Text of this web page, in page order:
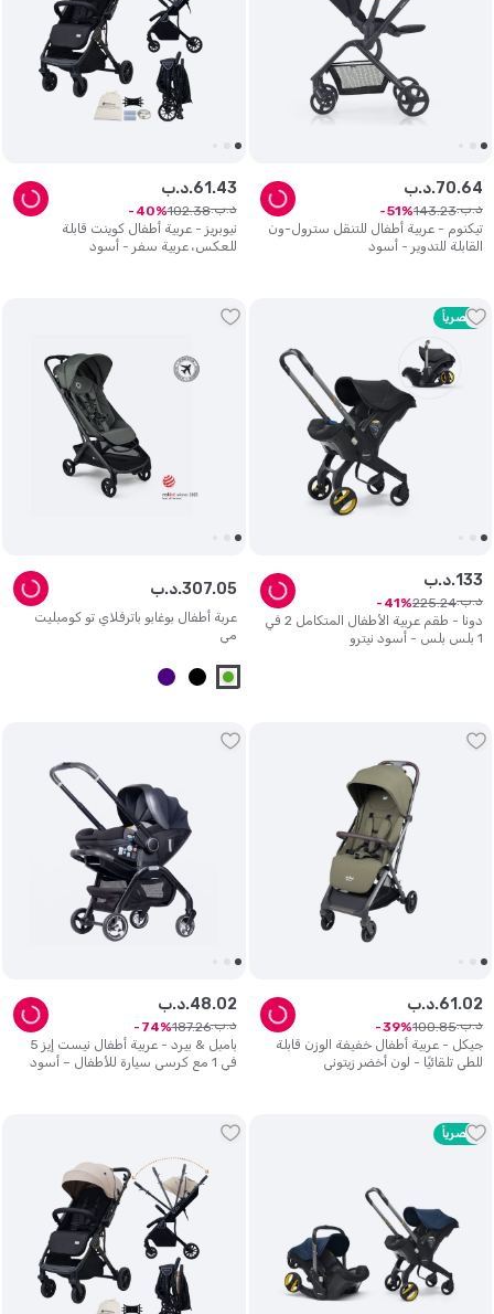
تيكنوم - عربية أطفال للتنقل سترول-ون
القابلة للتدوير - أسود
د.ب.70.64
د.ب. 143.23
51
نيوبريز - عربية أطفال كوينت قابلة
للعكس، عربية سفر - أسود
د.ب.61 .43
د.ب. 102.38
40
حصرياً
دونا - طقم عربية الأطفال المتكامل 2 في
1 بلس بلس - أسود نيترو
د.ب.133
د.ب. 225.24
41
عربة أطفال بوغابو باترفلاي تو كومبليت
مي
د.ب.307.05
جيكل - عربية أطفال خفيفة الوزن قابلة
للطي تلقائيًا - لون أخضر زيتوني
د.ب.61 .02
د.ب. 100.85
39
بامبل & بيرد - عربية أطفال نيست إيز 5
في 1 مع كرسي سيارة للأطفال – أسود
د.ب.48.02
د.ب. 187.26
74
حصرياً